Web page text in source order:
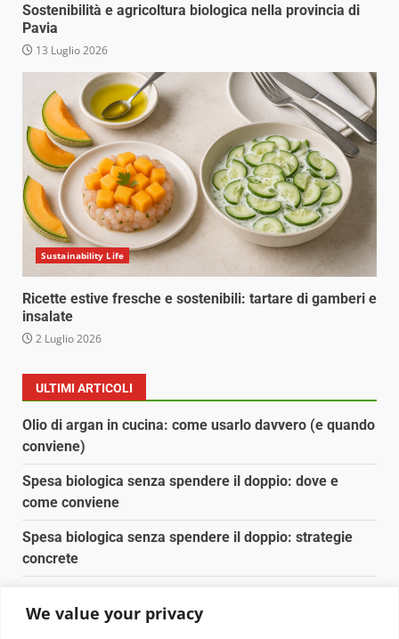
We value your privacy
Sostenibilità e agricoltura biologica nella provincia di
Pavia
13 Luglio 2026
Sustainability Life
Ricette estive fresche e sostenibili: tartare di gamberi e
insalate
2 Luglio 2026
ULTIMI ARTICOLI
Olio di argan in cucina: come usarlo davvero (e quando
conviene)
Spesa biologica senza spendere il doppio: dove e
come conviene
Spesa biologica senza spendere il doppio: strategie
concrete
Pulizia naturale della casa: 3 ingredienti che